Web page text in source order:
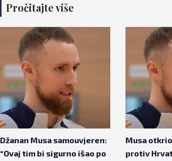
Pročitajte više
Džanan Musa samouvjeren:
“Ovaj tim bi sigurno išao po
Musa
protiv